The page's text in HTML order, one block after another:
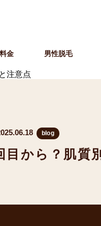
金 男性脱毛
注意点
blog
から？肌質